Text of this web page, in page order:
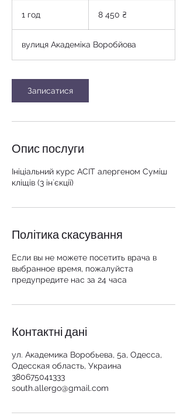
1 год
гривень
8 450 ₴
вулиця Академіка Воробйова
Записатися
Опис послуги
Ініціальний курс АСІТ алергеном Суміш
кліщів (3 ін`єкції)
Політика скасування
Если вы не можете посетить врача в
выбранное время, пожалуйста
предупредите нас за 24 часа
Контактні дані
ул. Академика Воробьева, 5а, Одесса,
Одесская область, Украина
380675041333
south.allergo@gmail.com